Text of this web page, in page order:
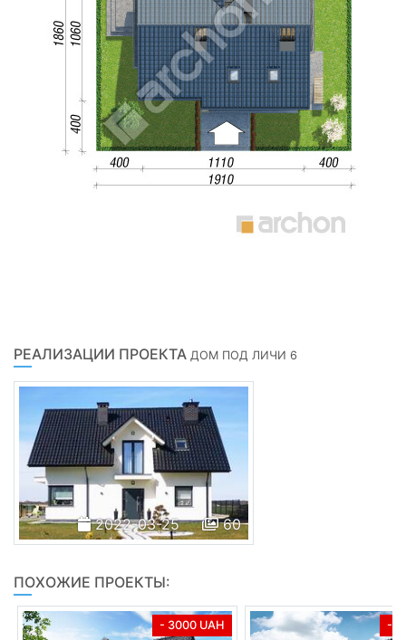
РЕАЛИЗАЦИИ ПРОЕКТА ДОМ ПОД ЛИЧИ 6
2022-03-25 60
ПОХОЖИЕ ПРОЕКТЫ:
- 3000 UAH -